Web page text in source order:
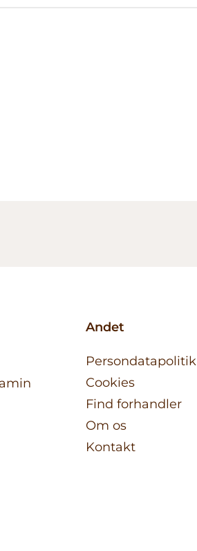
Andet
Persondatapolitik
Cookies
Find forhandler
Om os
Kontakt